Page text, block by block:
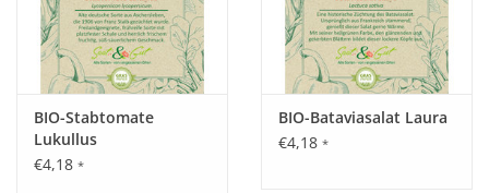
BIO-Stabtomate
Lukullus
€4,18 *
BIO-Bataviasalat Laura
€4,18 *